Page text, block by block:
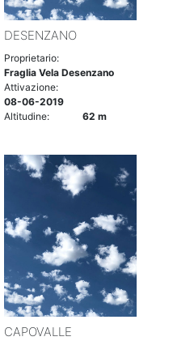
DESENZANO
Proprietario:
Fraglia Vela Desenzano
Attivazione:
08-06-2019
Altitudine:
62 m
CAPOVALLE